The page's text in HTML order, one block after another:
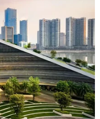
lợi dụng các
sử dụng các mạng xã
nội dung xuyên
chính quyền và